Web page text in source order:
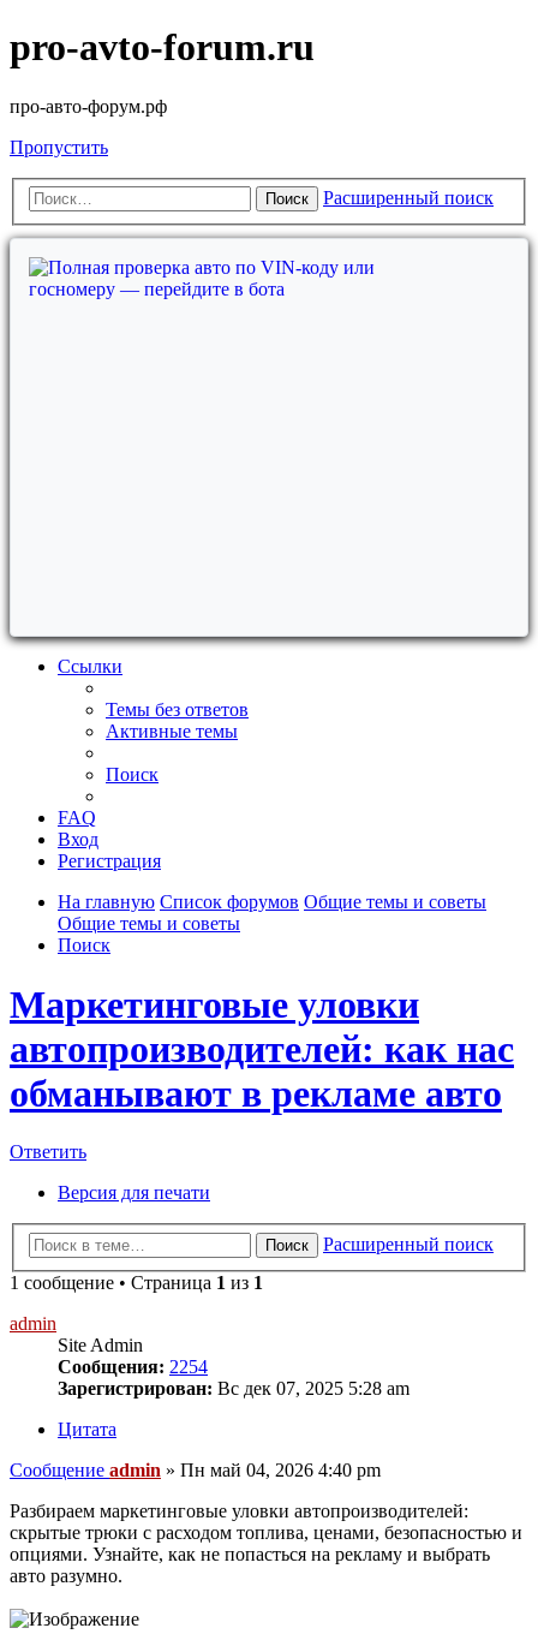
pro-avto-forum.ru
про-авто-форум.рф
Пропустить
Поиск Расширенный поиск
Ссылки
Темы без ответов
Активные темы
Поиск
FAQ
Вход
Регистрация
На главную Список форумов Общие темы и советы
Общие темы и советы
Поиск
Маркетинговые уловки
автопроизводителей: как нас
обманывают в рекламе авто
Ответить
Версия для печати
Поиск
Расширенный поиск
1 сообщение • Страница 1 из 1
admin
Site Admin
Сообщения: 2254
Зарегистрирован: Вс дек 07, 2025 5:28 am
Цитата
Сообщение admin » Пн май 04, 2026 4:40 pm
Разбираем маркетинговые уловки автопроизводителей:
скрытые трюки с расходом топлива, ценами, безопасностью и
опциями. Узнайте, как не попасться на рекламу и выбрать
авто разумно.